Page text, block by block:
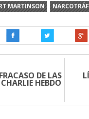
MARTINSON
DE LAS
HEBDO